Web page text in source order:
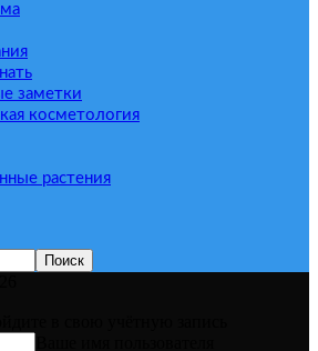
заметки
косметология
растения